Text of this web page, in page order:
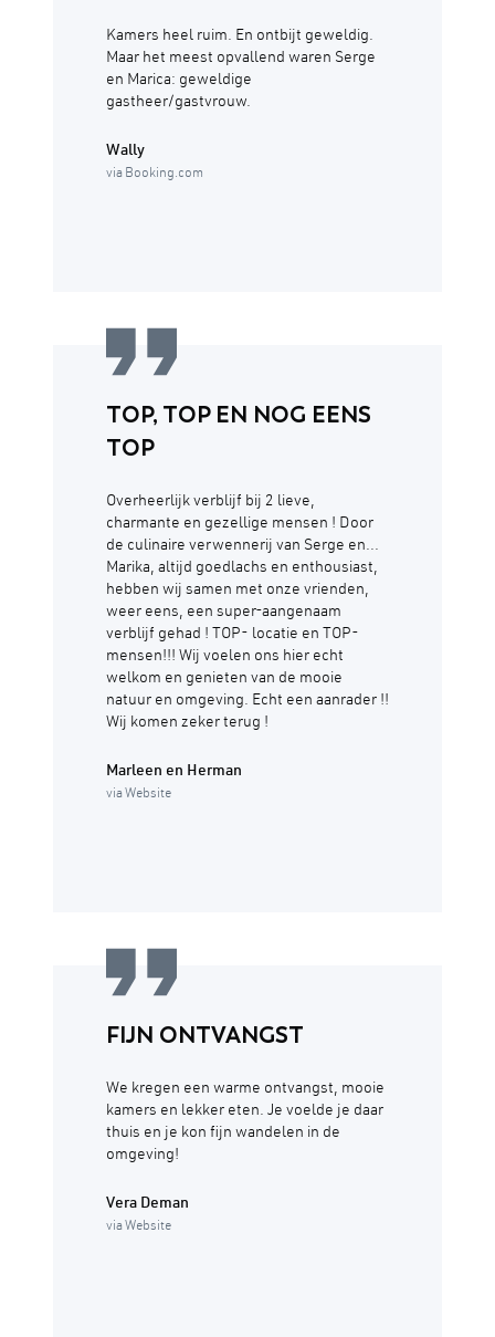
Kamers heel ruim. En ontbijt geweldig.
Maar het meest opvallend waren Serge
en Marica: geweldige
gastheer/gastvrouw.
Wally
via Booking.com
TOP, TOP EN NOG EENS
TOP
Overheerlijk verblijf bij 2 lieve,
charmante en gezellige mensen ! Door
de culinaire verwennerij van Serge en...
Marika, altijd goedlachs en enthousiast,
hebben wij samen met onze vrienden,
weer eens, een super-aangenaam
verblijf gehad ! TOP- locatie en TOP-
mensen!!! Wij voelen ons hier echt
welkom en genieten van de mooie
natuur en omgeving. Echt een aanrader !!
Wij komen zeker terug !
Marleen en Herman
via Website
FIJN ONTVANGST
We kregen een warme ontvangst, mooie
kamers en lekker eten. Je voelde je daar
thuis en je kon fijn wandelen in de
omgeving!
Vera Deman
via Website